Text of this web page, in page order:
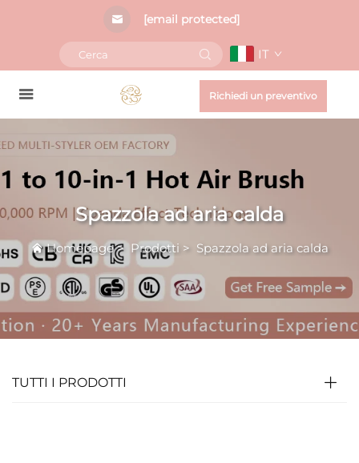
[email protected]
IT
Richiedi un preventivo
Spazzola ad aria calda
Homepage> Prodotti > Spazzola ad aria calda
TUTTI I PRODOTTI